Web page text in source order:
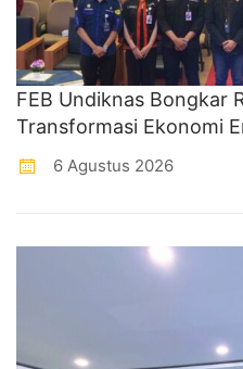
FEB Undiknas Bongkar
Transformasi Ekonomi
6 Agustus 2026